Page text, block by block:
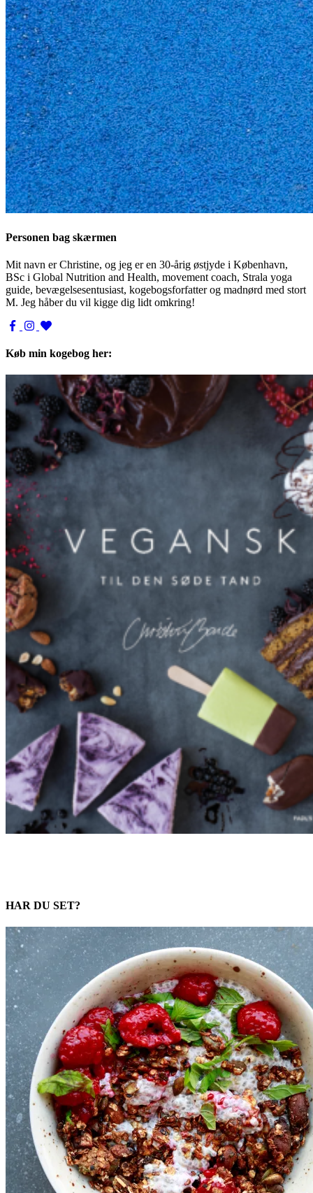
Personen bag skærmen
Mit navn er Christine, og jeg er en 30-årig østjyde i København,
BSc i Global Nutrition and Health, movement coach, Strala yoga
guide, bevægelsesentusiast, kogebogsforfatter og madnørd med stort
M. Jeg håber du vil kigge dig lidt omkring!
Køb min kogebog her:
HAR DU SET?